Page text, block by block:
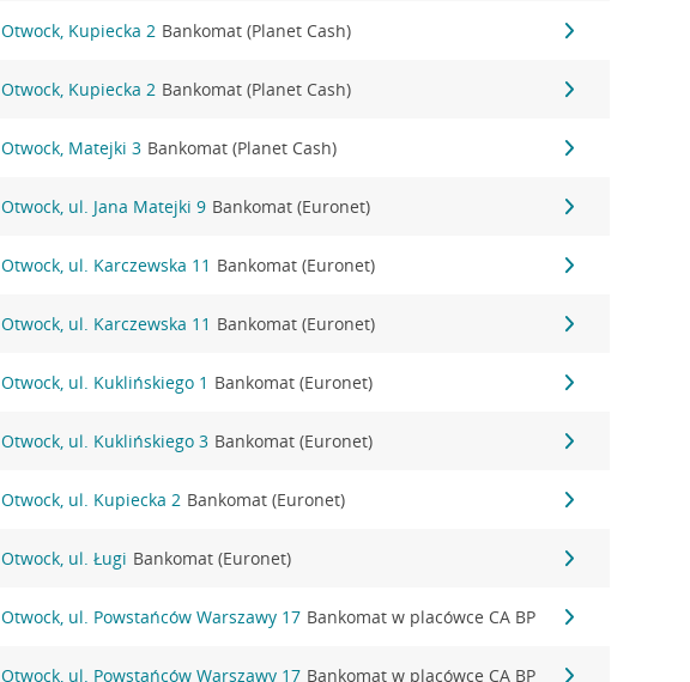
Otwock, Kupiecka 2 Bankomat (Planet Cash)
Otwock, Kupiecka 2 Bankomat (Planet Cash)
Otwock, Matejki 3 Bankomat (Planet Cash)
Otwock, ul. Jana Matejki 9 Bankomat (Euronet)
Otwock, ul. Karczewska 11 Bankomat (Euronet)
Otwock, ul. Karczewska 11 Bankomat (Euronet)
Otwock, ul. Kuklińskiego 1 Bankomat (Euronet)
Otwock, ul. Kuklińskiego 3 Bankomat (Euronet)
Otwock, ul. Kupiecka 2 Bankomat (Euronet)
Otwock, ul. Ługi Bankomat (Euronet)
Otwock, ul. Powstańców Warszawy 17 Bankomat w placówce CA BP
Otwock, ul. Powstańców Warszawy 17 Bankomat w placówce CA BP